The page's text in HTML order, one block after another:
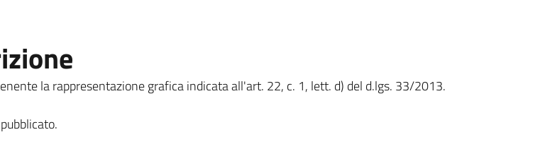
la rappresentazione grafica indicata all'art. 22, c. 1, lett. d) del d.lgs. 33/2013.